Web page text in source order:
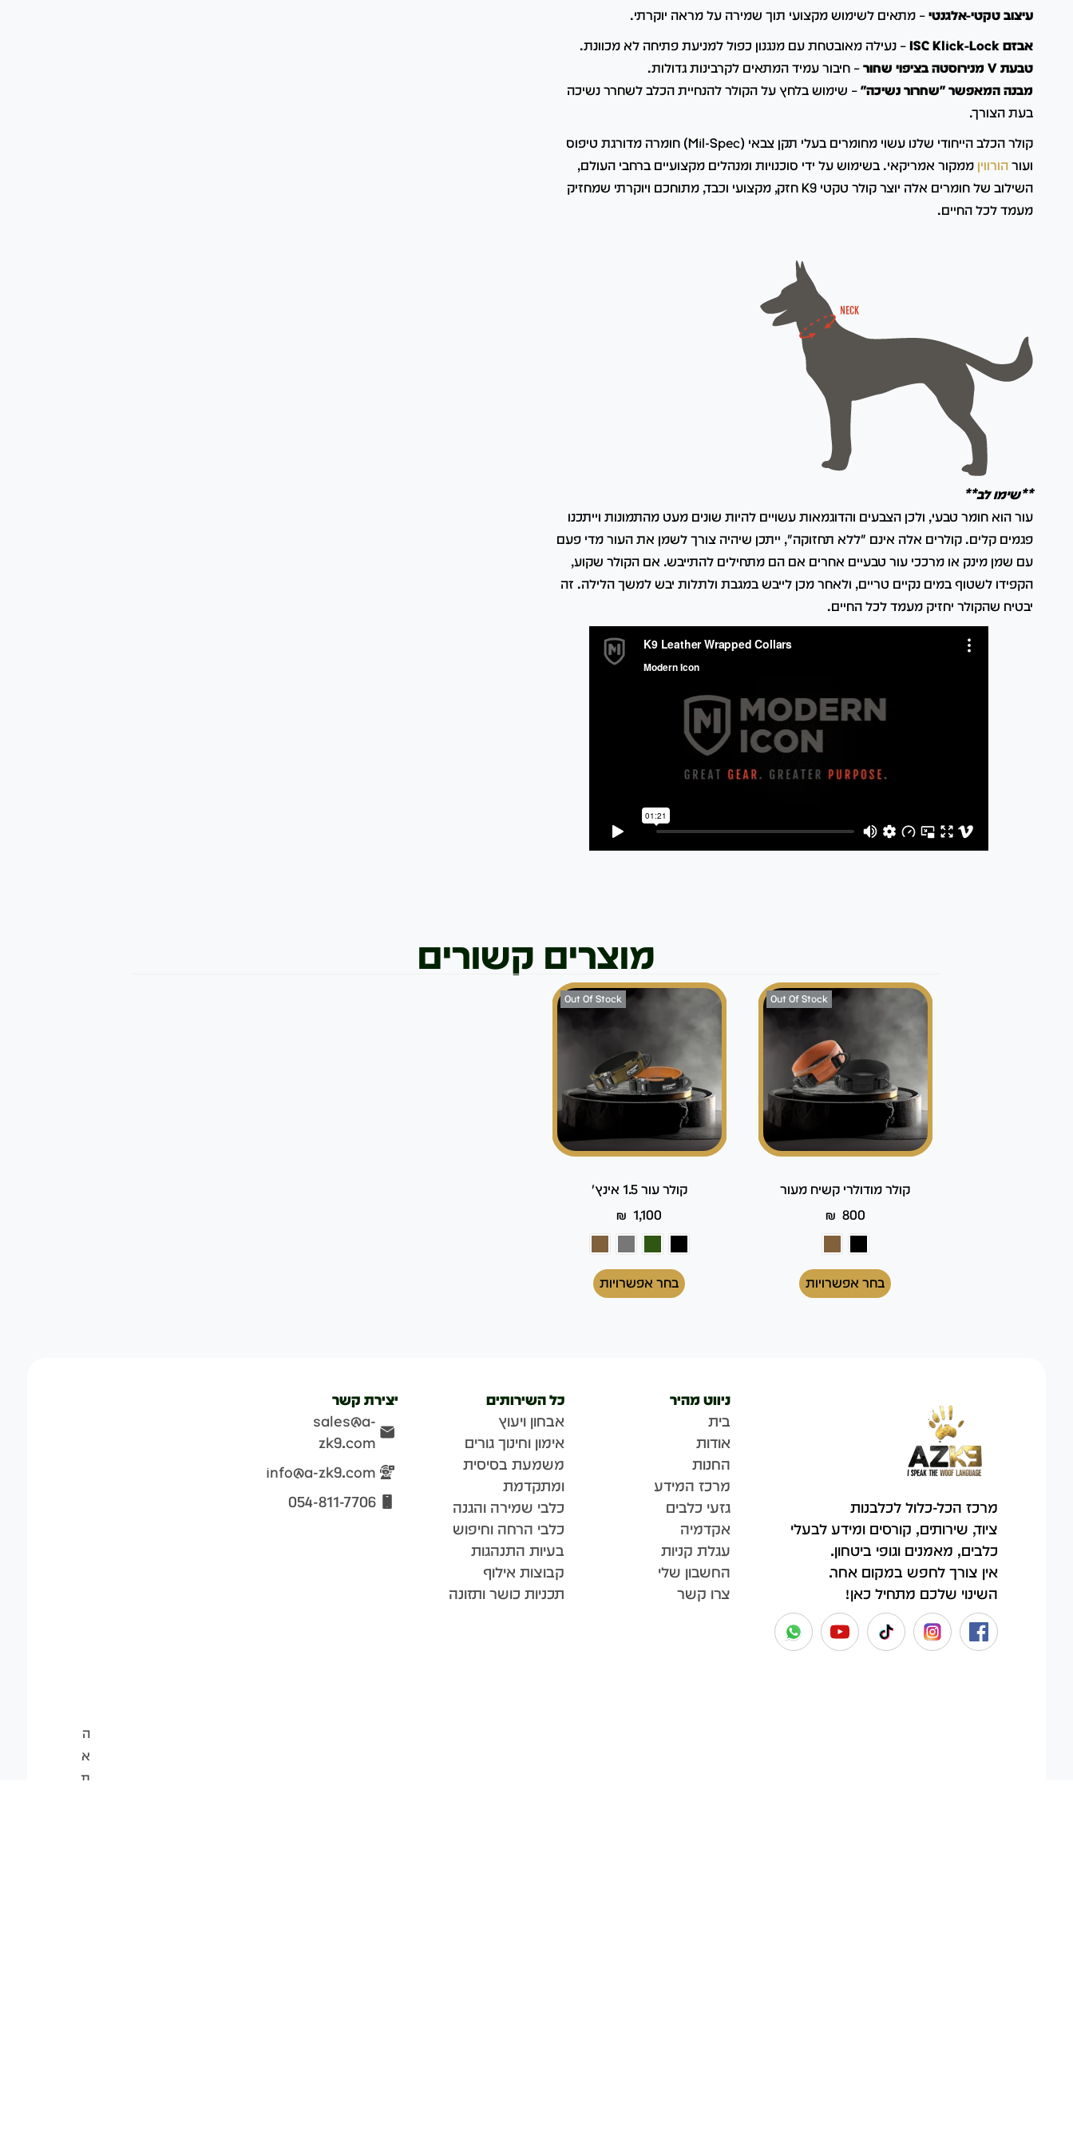
עיצוב טקטי-אלגנטי– מתאים לשימוש מקצועי תוך שמירה על מראה יוקרתי.
אבזם ISC Klick-Lock
– נעילה מאובטחת עם מנגנון כפול למניעת פתיחה לא מכוונת.
טבעת V מנירוסטה בציפוי שחור
– חיבור עמיד המתאים לקרבינות גדולות.
מבנה המאפשר "שחרור נשיכה"– שימוש בלחץ על הקולר להנחיית הכלב לשחרר נשיכה
בעת הצורך.
קולר הכלב הייחודי שלנו עשוי מחומרים בעלי תקן צבאי (Mil-Spec) חומרה מדורגת טיפוס
ועורהורווין ממקור אמריקאי. בשימוש על ידי סוכנויות ומנהלים מקצועיים ברחבי העולם,
השילוב של חומרים אלה יוצר קולר טקטי K9 חזק, מקצועי וכבד, מתוחכם ויוקרתי שמחזיק
מעמד לכל החיים.
**שימו לב**
עור הוא חומר טבעי, ולכן הצבעים והדוגמאות עשויים להיות שונים מעט מהתמונות וייתכנו
פגמים קלים. קולרים אלה אינם "ללא תחזוקה", ייתכן שיהיה צורך לשמן את העור מדי פעם
עם שמן מינק או מרככי עור טבעיים אחרים אם הם מתחילים להתייבש. אם הקולר שקוע,
הקפידו לשטוף במים נקיים טריים, ולאחר מכן לייבש במגבת ולתלות יבש למשך הלילה. זה
יבטיח שהקולר יחזיק מעמד לכל החיים.
מוצרים קשורים
Out Of Stock
קולר מודולרי קשיח מעור
₪ 800
בחר אפשרויות
Out Of Stock
קולר עור 1.5 אינץ'
₪ 1,100
בחר אפשרויות
מרכז הכל-כלול לכלבנות
ציוד, שירותים, קורסים ומידע לבעלי
כלבים, מאמנים וגופי ביטחון.
אין צורך לחפש במקום אחר.
השינוי שלכם מתחיל כאן!
ניווט מהיר
בית
אודות
החנות
מרכז המידע
גזעי כלבים
אקדמיה
עגלת קניות
החשבון שלי
צרו קשר
כל השירותים
אבחון ויעוץ
אימון וחינוך גורים
משמעת בסיסית
ומתקדמת
כלבי שמירה והגנה
כלבי הרחה וחיפוש
בעיות התנהגות
קבוצות אילוף
תכניות כושר ותזונה
יצירת קשר
sales@a-
zk9.com
info@a-zk9.com
054-811-7706
ה
א
ת